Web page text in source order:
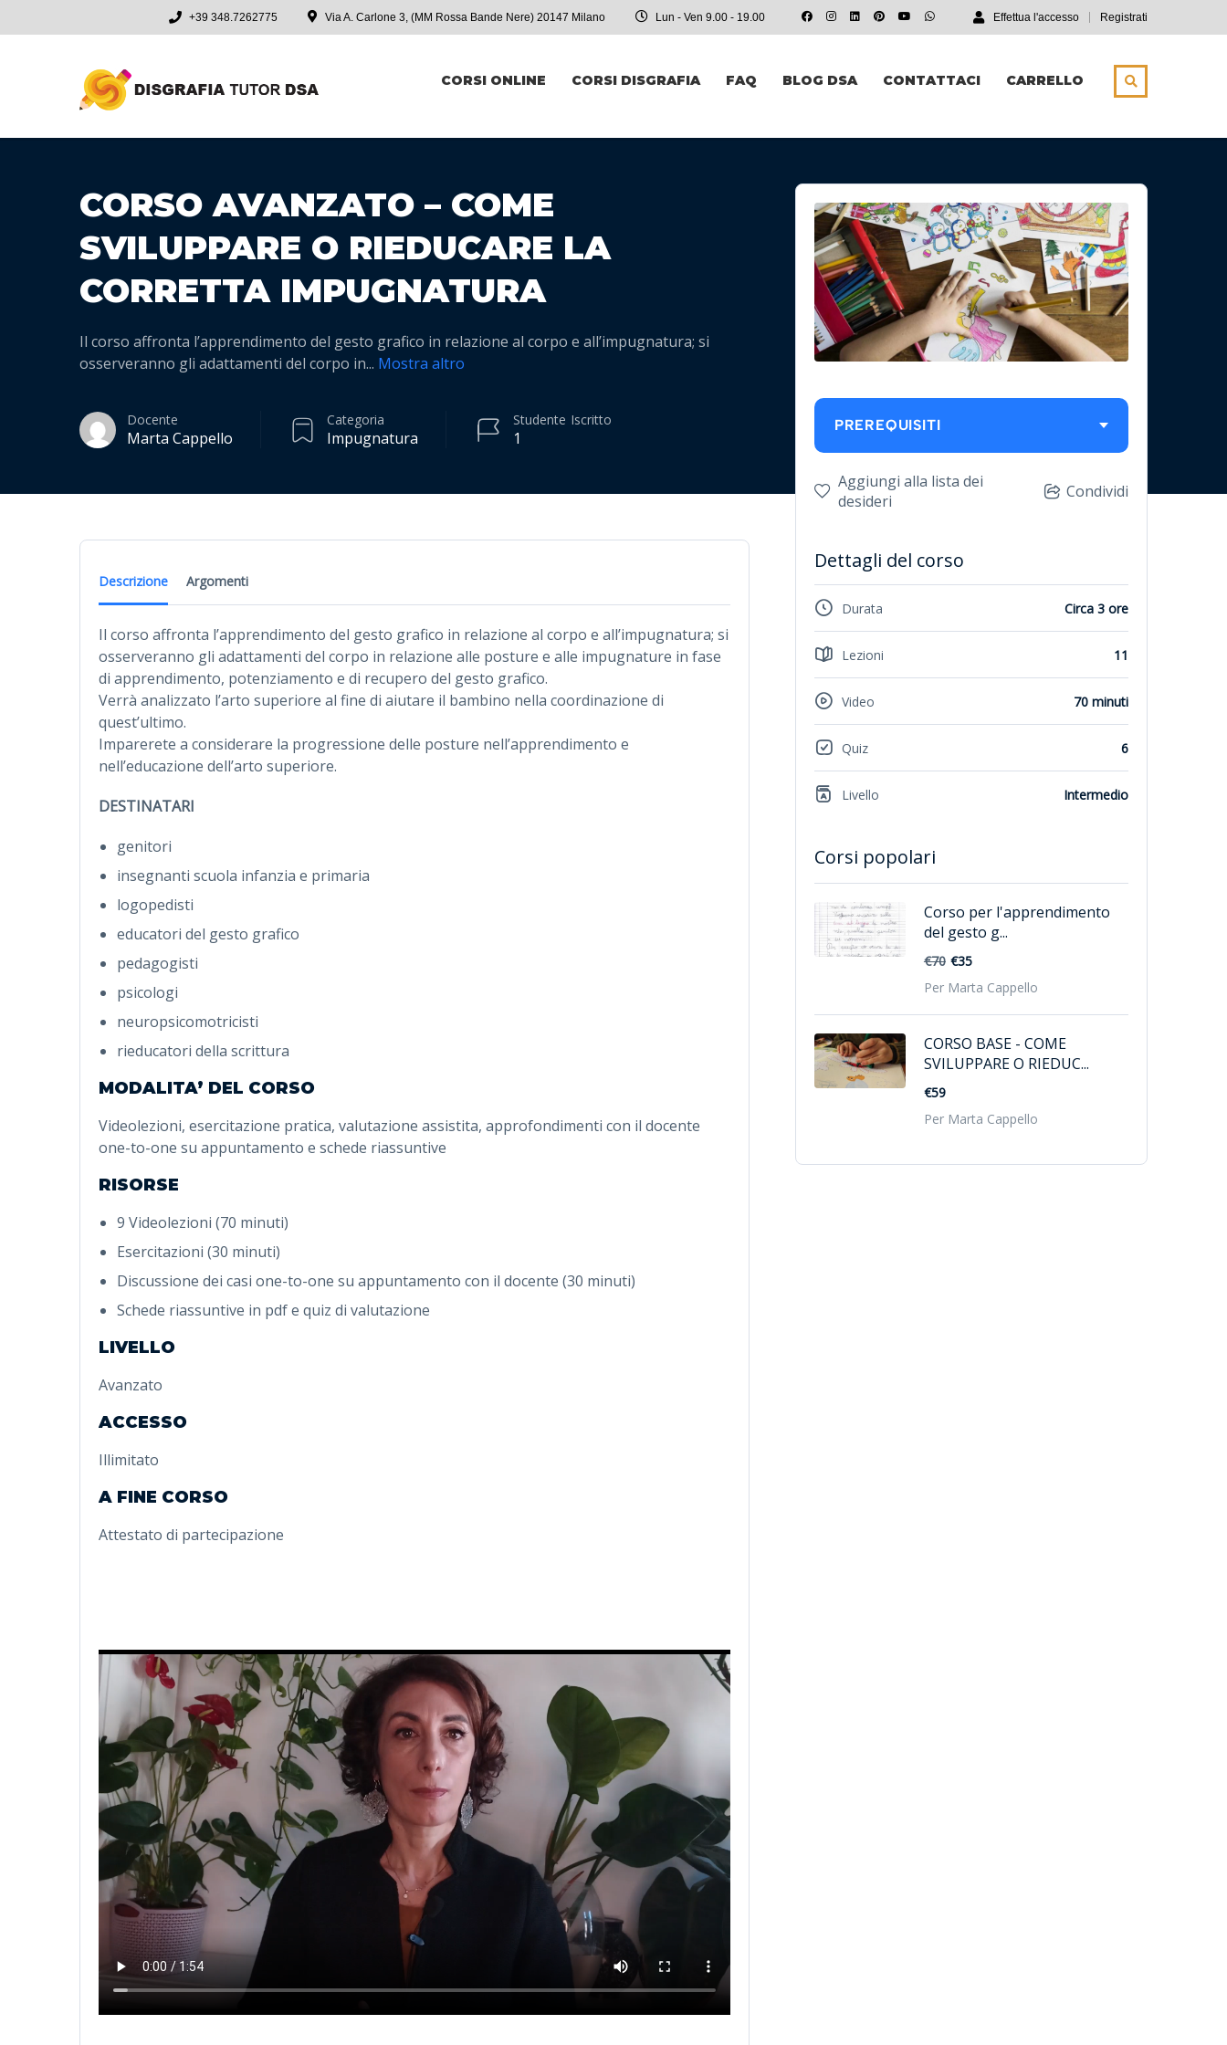
Effettua l'accesso Registrati
Lun - Ven 9.00 - 19.00
Via A. Carlone 3, (MM Rossa Bande Nere) 20147 Milano
+39 348.7262775
CORSI ONLINE CORSI DISGRAFIA FAQ BLOG DSA CONTATTACI CARRELLO
CORSO AVANZATO – COME
SVILUPPARE O RIEDUCARE LA
CORRETTA IMPUGNATURA
Il corso affronta l’apprendimento del gesto grafico in relazione al corpo e all’impugnatura; si
osserveranno gli adattamenti del corpo in... Mostra altro
Docente
Marta Cappello
Categoria
Impugnatura 1
Studente Iscritto
Descrizione Argomenti
Il corso affronta l’apprendimento del gesto grafico in relazione al corpo e all’impugnatura; si
osserveranno gli adattamenti del corpo in relazione alle posture e alle impugnature in fase
di apprendimento, potenziamento e di recupero del gesto grafico.
Verrà analizzato l’arto superiore al fine di aiutare il bambino nella coordinazione di
quest’ultimo.
Imparerete a considerare la progressione delle posture nell’apprendimento e
nell’educazione dell’arto superiore.
DESTINATARI
genitori
insegnanti scuola infanzia e primaria
logopedisti
educatori del gesto grafico
pedagogisti
psicologi
neuropsicomotricisti
rieducatori della scrittura
MODALITA’ DEL CORSO
Videolezioni, esercitazione pratica, valutazione assistita, approfondimenti con il docente
one-to-one su appuntamento e schede riassuntive
RISORSE
9 Videolezioni (70 minuti)
Esercitazioni (30 minuti)
Discussione dei casi one-to-one su appuntamento con il docente (30 minuti)
Schede riassuntive in pdf e quiz di valutazione
LIVELLO
Avanzato
ACCESSO
Illimitato
A FINE CORSO
Attestato di partecipazione
PREREQUISITI
Aggiungi alla lista dei
desideri
Condividi
Dettagli del corso
Durata Circa 3 ore
Lezioni 11
Video 70 minuti
Quiz 6
Livello Intermedio
Corsi popolari
Corso per l'apprendimento
del gesto g...
€70 €35
Per Marta Cappello
CORSO BASE - COME
SVILUPPARE O RIEDUC...
€59
Per Marta Cappello